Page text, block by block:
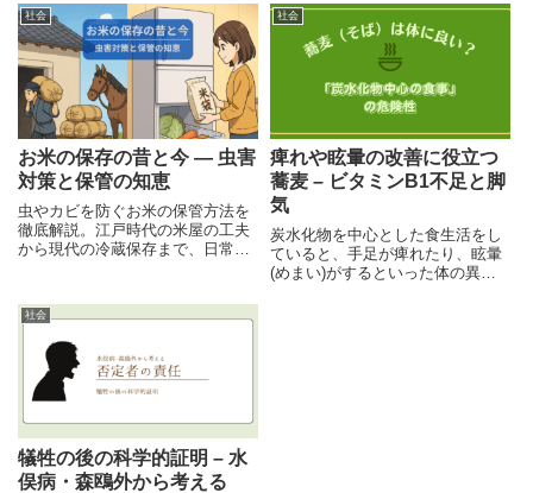
事」という言葉も含め、食習慣を
見直すための視点を提示します。
「クーデター計画や実行」に対し
て適用される可能性がある罪をい
くつかまとめて紹介しています。
社会
お米の保存の昔と今 ― 虫害
対策と保管の知恵
虫やカビを防ぐお米の保管方法を
徹底解説。江戸時代の米屋の工夫
から現代の冷蔵保存まで、日常で
社会
痺れや眩暈の改善に役立つ
蕎麦 – ビタミンB1不足と脚
気
炭水化物を中心とした食生活をし
ていると、手足が痺れたり、眩暈
(めまい)がするといった体の異変
社会
犠牲の後の科学的証明 – 水
俣病・森鴎外から考える